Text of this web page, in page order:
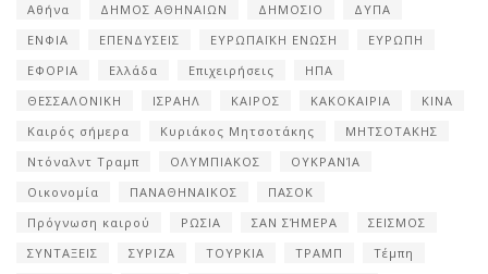
Αθήνα
ΔΗΜΟΣ ΑΘΗΝΑΙΩΝ ΔΗΜΟΣΙΟ
ΔΥΠΑ
ΕΝΦΙΑ
ΕΠΕΝΔΥΣΕΙΣ ΕΥΡΩΠΑΪΚΗ ΕΝΩΣΗ
ΕΥΡΩΠΗ
ΕΦΟΡΙΑ
Ελλάδα Επιχειρήσεις
ΗΠΑ
ΘΕΣΣΑΛΟΝΙΚΗ
ΙΣΡΑΗΛ ΚΑΙΡΟΣ ΚΑΚΟΚΑΙΡΙΑ
ΚΙΝΑ
Καιρός σήμερα
Κυριάκος Μητσοτάκης
ΜΗΤΣΟΤΑΚΗΣ
Ντόναλντ Τραμπ
ΟΛΥΜΠΙΑΚΟΣ
ΟΥΚΡΑΝΊΑ
Οικονομία
ΠΑΝΑΘΗΝΑΙΚΟΣ
ΠΑΣΟΚ
Πρόγνωση καιρού
ΡΩΣΙΑ ΣΑΝ ΣΉΜΕΡΑ
ΣΕΙΣΜΟΣ
ΣΥΝΤΑΞΕΙΣ
ΣΥΡΙΖΑ ΤΟΥΡΚΙΑ ΤΡΑΜΠ
Τέμπη